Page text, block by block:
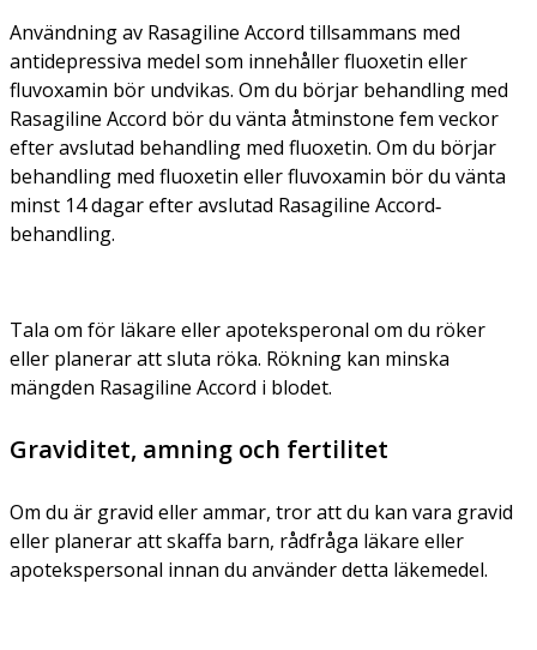
Användning av Rasagiline Accord tillsammans med
antidepressiva medel som innehåller fluoxetin eller
fluvoxamin bör undvikas. Om du börjar behandling med
Rasagiline Accord bör du vänta åtminstone fem veckor
efter avslutad behandling med fluoxetin. Om du börjar
behandling med fluoxetin eller fluvoxamin bör du vänta
minst 14 dagar efter avslutad Rasagiline Accord‑
behandling.
Tala om för läkare eller apoteksperonal om du röker
eller planerar att sluta röka. Rökning kan minska
mängden Rasagiline Accord i blodet.
Graviditet, amning och fertilitet
Om du är gravid eller ammar, tror att du kan vara gravid
eller planerar att skaffa barn, rådfråga läkare eller
apotekspersonal innan du använder detta läkemedel.